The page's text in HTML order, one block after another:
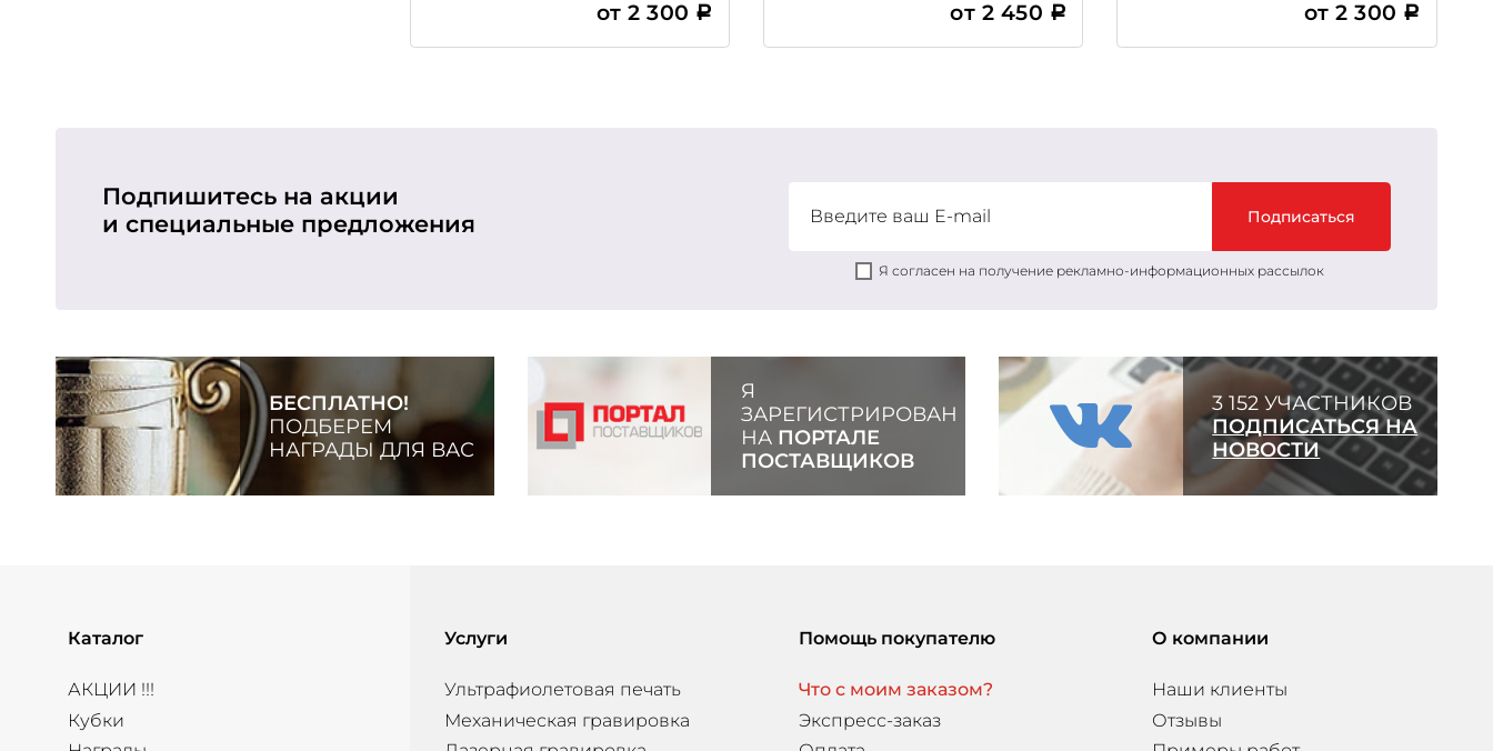
от 2 300 от 2 450 от 2 300
Подпишитесь на акции
и специальные предложения
Подписаться
Я согласен на получение рекламно-информационных рассылок
БЕСПЛАТНО!
ПОДБЕРЕМ
НАГРАДЫ ДЛЯ ВАС
Я
ЗАРЕГИСТРИРОВАН
НА ПОРТАЛЕ
ПОСТАВЩИКОВ
3 152 УЧАСТНИКОВ
ПОДПИСАТЬСЯ НА
НОВОСТИ
Каталог
АКЦИИ !!!
Кубки
Услуги
Ультрафиолетовая печать
Механическая гравировка
Помощь покупателю
Что с моим заказом?
Экспресс-заказ
О компании
Наши клиенты
Отзывы